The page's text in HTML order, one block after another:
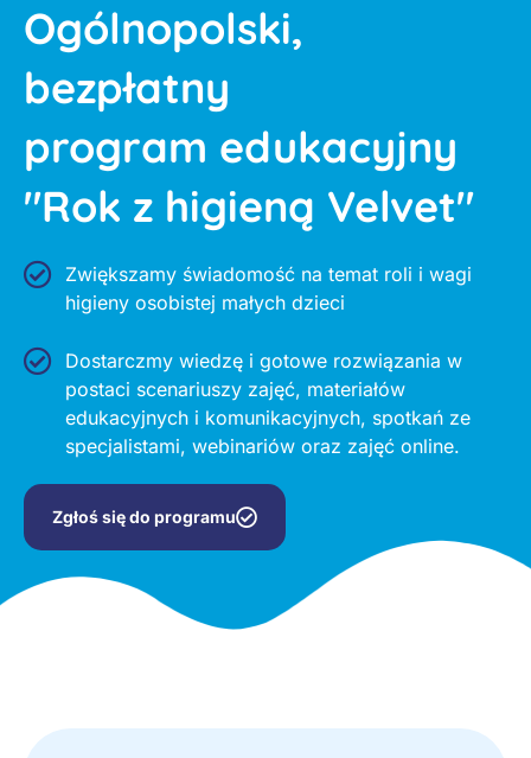
Ogólnopolski,
bezpłatny
program edukacyjny
"Rok z higieną Velvet"
Zwiększamy świadomość na temat roli i wagi
higieny osobistej małych dzieci
Dostarczmy wiedzę i gotowe rozwiązania w
postaci scenariuszy zajęć, materiałów
edukacyjnych i komunikacyjnych, spotkań ze
specjalistami, webinariów oraz zajęć online.
Zgłoś się do programu